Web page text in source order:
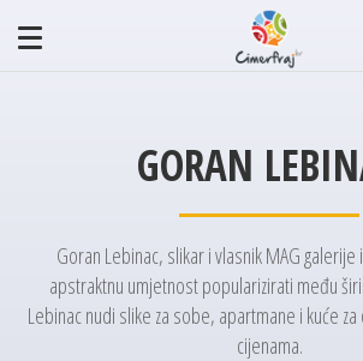
GORAN
Goran Lebinac, slikar i vlasnik MAG galerije
apstraktnu umjetnost popularizirati među
Lebinac nudi slike za sobe, apartmane i kuće
cijenama.